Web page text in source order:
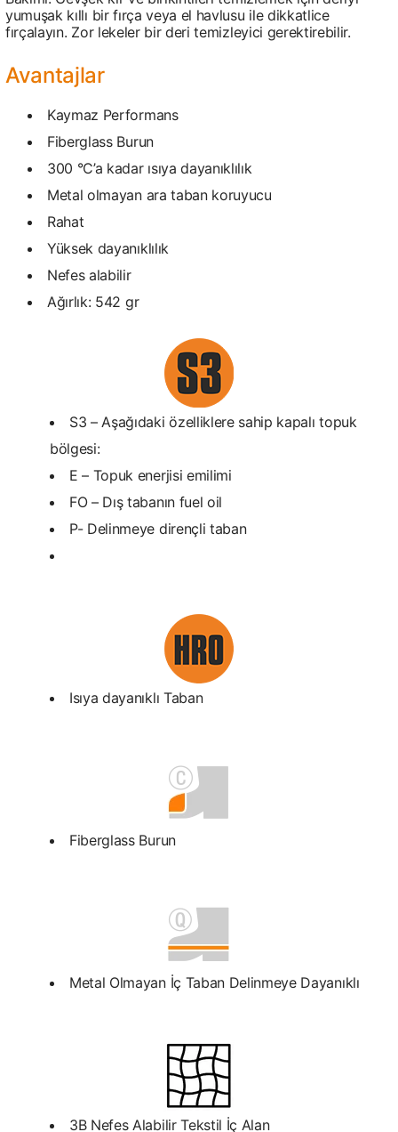
yumuşak kıllı bir fırça veya el havlusu ile dikkatlice
fırçalayın. Zor lekeler bir deri temizleyici gerektirebilir.
Avantajlar
Kaymaz Performans
Fiberglass Burun
300 °C’a kadar ısıya dayanıklılık
Metal olmayan ara taban koruyucu
Rahat
Yüksek dayanıklılık
Nefes alabilir
Ağırlık: 542 gr
S3 – Aşağıdaki özelliklere sahip kapalı topuk
bölgesi:
E – Topuk enerjisi emilimi
FO – Dış tabanın fuel oil
P- Delinmeye dirençli taban
Isıya dayanıklı Taban
Fiberglass Burun
Metal Olmayan İç Taban Delinmeye Dayanıklı
3B Nefes Alabilir Tekstil İç Alan